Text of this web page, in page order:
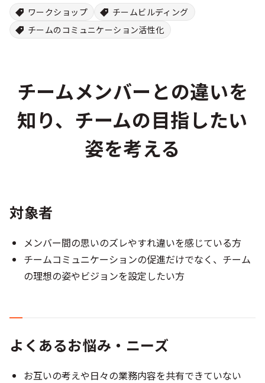
ワークショップ
チームビルディング
チームのコミュニケーション活性化
チームメンバーとの違いを
知り、チームの目指したい
姿を考える
対象者
メンバー間の思いのズレやすれ違いを感じている方
チームコミュニケーションの促進だけでなく、チーム
の理想の姿やビジョンを設定したい方
よくあるお悩み・ニーズ
お互いの考えや日々の業務内容を共有できていない